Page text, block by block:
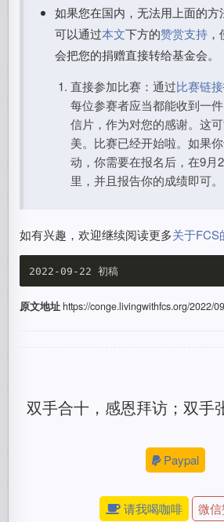
如果您在国内，无法用上面的方
可以通过本文下方的赞赏支持
会把您的捐赠直接转给基金会。
直接参加比赛：通过比赛链接
每位参赛者应当都能收到一
信片，作为对您的感谢。这
美。比赛已经开始啦。如果
动，你需要在报名后，在9月
里，并且报告你的成绩即可。
如有兴趣，欢迎继续阅读更多关于FCS
原文地址https://conge.livingwithfcs.org/2022/
双手合十，感恩拜访；双手
Paypal
请我喝咖啡 微